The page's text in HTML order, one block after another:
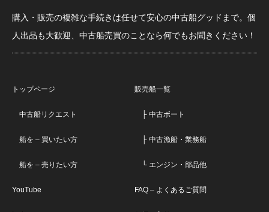
購入・販売の複雑な手続きは任せて安心の中古船グッドまで。個
人出品も大歓迎、中古船売買のことなら何でもお聞きください！
トップページ
中古船リクエスト
船を – 買いたい方
船を – 売りたい方
YouTube
販売船一覧
├ 中古ボート
├ 中古漁船・業務船
└ エンジン・部品他
FAQ – よくあるご質問